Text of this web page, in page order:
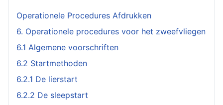
Operationele Procedures Afdrukken
6. Operationele procedures voor het zweefvliegen
6.1 Algemene voorschriften
6.2 Startmethoden
6.2.1 De lierstart
6.2.2 De sleepstart